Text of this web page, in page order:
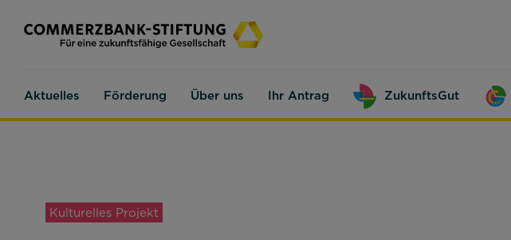
Aktuelles Förderung Über uns Ihr Antrag ZukunftsGut
Kulturelles Projekt